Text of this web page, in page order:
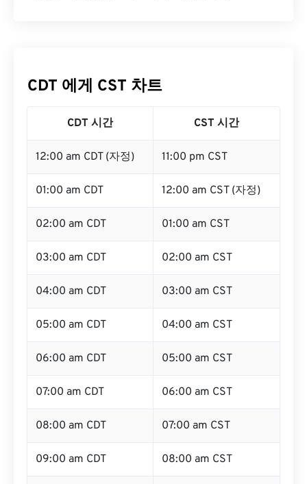
CDT 에게 CST 차트
CDT 시간 CST 시간
12:00 am CDT (자정) 11:00 pm CST
01:00 am CDT 12:00 am CST (자정)
02:00 am CDT 01:00 am CST
03:00 am CDT 02:00 am CST
04:00 am CDT 03:00 am CST
05:00 am CDT 04:00 am CST
06:00 am CDT 05:00 am CST
07:00 am CDT 06:00 am CST
08:00 am CDT 07:00 am CST
09:00 am CDT 08:00 am CST